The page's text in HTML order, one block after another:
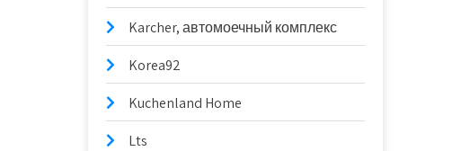
Karcher, автомоечный комплекс
Korea92
Kuchenland Home
Lts